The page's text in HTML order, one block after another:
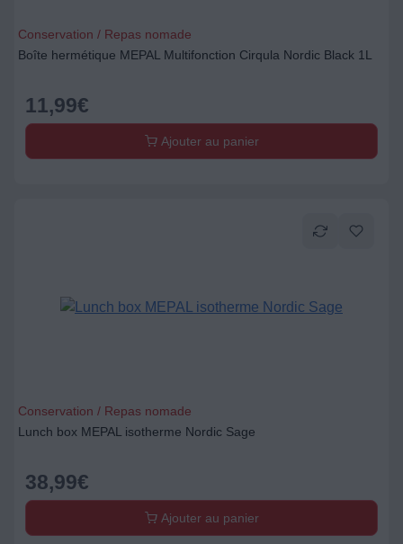
Conservation / Repas nomade
Boîte hermétique MEPAL Multifonction Cirqula Nordic Black 1L
11,99€
Ajouter au panier
Conservation / Repas nomade
Lunch box MEPAL isotherme Nordic Sage
38,99€
Ajouter au panier